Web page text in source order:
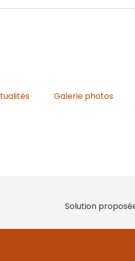
Galerie photos
Solution